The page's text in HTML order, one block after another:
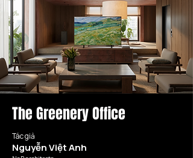
Concept “Invisible Technology” được hình thành từ
mong muốn tạo nên một môi trường sống hiện đại,
tối giản và tiện nghi, nhưng vẫn giữ được sự thư
giãn, tính cá nhân và chiều sâu cảm xúc trong đời
sống đô thị.
The Greenery Office
Tác giả
Nguyễn Việt Anh